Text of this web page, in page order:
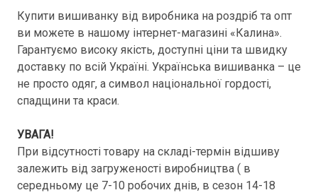
Купити вишиванку від виробника на роздріб та опт
ви можете в нашому інтернет-магазині «Калина».
Гарантуємо високу якість, доступні ціни та швидку
доставку по всій Україні. Українська вишиванка – це
не просто одяг, а символ національної гордості,
спадщини та краси.
УВАГА!
При відсутності товару на складі-термін відшиву
залежить від загруженості виробництва ( в
середньому це 7-10 робочих днів, в сезон 14-18